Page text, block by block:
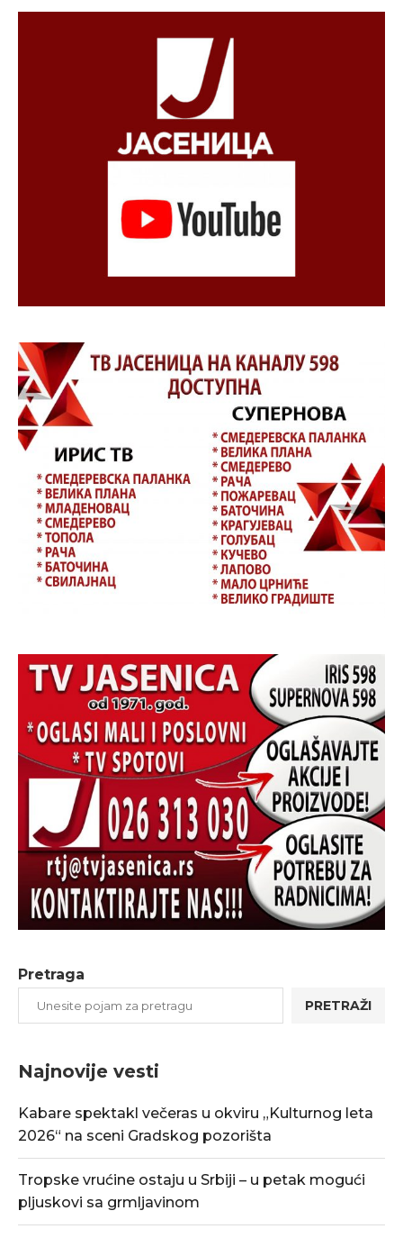
Pretraga
PRETRAŽI
Najnovije vesti
Kabare spektakl večeras u okviru „Kulturnog leta
2026“ na sceni Gradskog pozorišta
Tropske vrućine ostaju u Srbiji – u petak mogući
pljuskovi sa grmljavinom